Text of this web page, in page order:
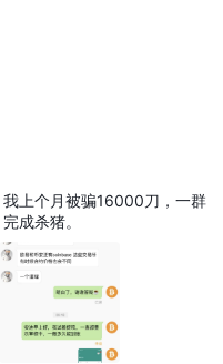
上个月被骗16000刀，一群
成杀猪。